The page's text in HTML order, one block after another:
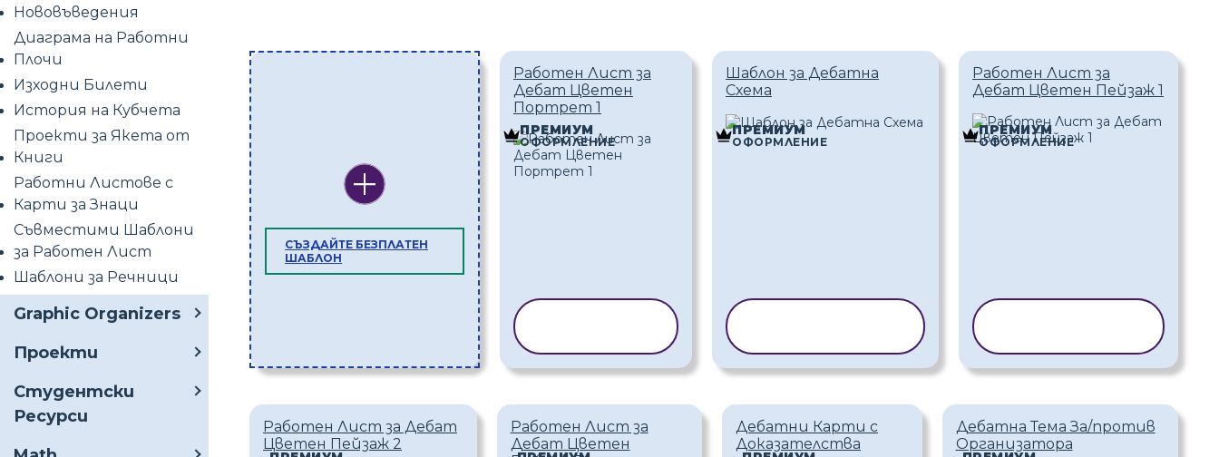
Нововъведения
Диаграма на Работни
Плочи
Изходни Билети
История на Кубчета
Проекти за Якета от
Книги
Работни Листове с
Карти за Знаци
Съвместими Шаблони
за Работен Лист
Шаблони за Речници
Graphic Organizers
Проекти
Студентски
Ресурси
СЪЗДАЙТЕ БЕЗПЛАТЕН
ШАБЛОН
Работен Лист за
Дебат Цветен
Портрет 1
ПРЕМИУМ
ОФОРМЛЕНИЕ
Шаблон за Дебатна
Схема
ПРЕМИУМ
ОФОРМЛЕНИЕ
Работен Лист за
Дебат Цветен Пейзаж 1
ПРЕМИУМ
ОФОРМЛЕНИЕ
Работен Лист за Дебат
Цветен Пейзаж 2
Работен Лист за
Дебат Цветен
Дебатни Карти с
Доказателства
Дебатна Тема За/против
Организатора